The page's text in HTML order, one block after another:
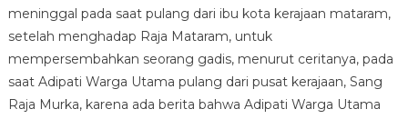
meninggal pada saat pulang dari ibu kota kerajaan mataram,
setelah menghadap Raja Mataram, untuk
mempersembahkan seorang gadis, menurut ceritanya, pada
saat Adipati Warga Utama pulang dari pusat kerajaan, Sang
Raja Murka, karena ada berita bahwa Adipati Warga Utama